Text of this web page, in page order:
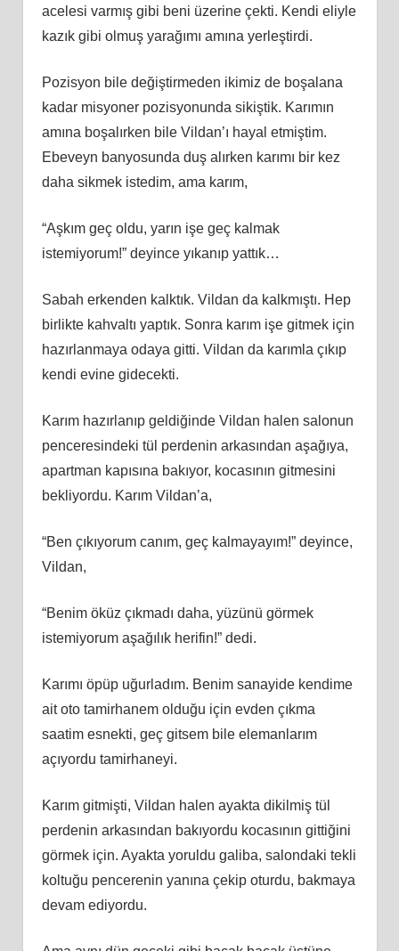
acelesi varmış gibi beni üzerine çekti. Kendi eliyle
kazık gibi olmuş yarağımı amına yerleştirdi.
Pozisyon bile değiştirmeden ikimiz de boşalana
kadar misyoner pozisyonunda sikiştik. Karımın
amına boşalırken bile Vildan’ı hayal etmiştim.
Ebeveyn banyosunda duş alırken karımı bir kez
daha sikmek istedim, ama karım,
“Aşkım geç oldu, yarın işe geç kalmak
istemiyorum!” deyince yıkanıp yattık…
Sabah erkenden kalktık. Vildan da kalkmıştı. Hep
birlikte kahvaltı yaptık. Sonra karım işe gitmek için
hazırlanmaya odaya gitti. Vildan da karımla çıkıp
kendi evine gidecekti.
Karım hazırlanıp geldiğinde Vildan halen salonun
penceresindeki tül perdenin arkasından aşağıya,
apartman kapısına bakıyor, kocasının gitmesini
bekliyordu. Karım Vildan’a,
“Ben çıkıyorum canım, geç kalmayayım!” deyince,
Vildan,
“Benim öküz çıkmadı daha, yüzünü görmek
istemiyorum aşağılık herifin!” dedi.
Karımı öpüp uğurladım. Benim sanayide kendime
ait oto tamirhanem olduğu için evden çıkma
saatim esnekti, geç gitsem bile elemanlarım
açıyordu tamirhaneyi.
Karım gitmişti, Vildan halen ayakta dikilmiş tül
perdenin arkasından bakıyordu kocasının gittiğini
görmek için. Ayakta yoruldu galiba, salondaki tekli
koltuğu pencerenin yanına çekip oturdu, bakmaya
devam ediyordu.